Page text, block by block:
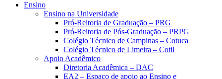
Ensino
Ensino na Universidade
Pró-Reitoria de Graduação – PRG
Pró-Reitoria de Pós-Graduação – PRPG
Colégio Técnico de Campinas – Cotuca
Colégio Técnico de Limeira – Cotil
Apoio Acadêmico
Diretoria Acadêmica – DAC
EA2 – Espaço de apoio ao Ensino e